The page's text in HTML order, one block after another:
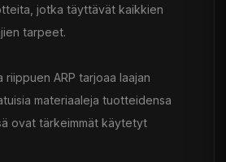
jotka täyttävät kaikkien
tarpeet.
ARP tarjoaa laajan
materiaaleja tuotteidensa
ovat tärkeimmät käytetyt